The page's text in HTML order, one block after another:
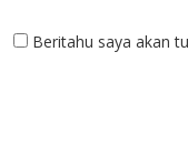
Beritahu saya akan